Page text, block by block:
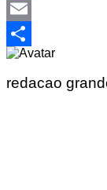
Facebook
Email
Share
redacao